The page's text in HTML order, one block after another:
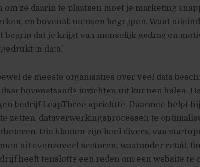
om ze daarin te plaatsen moet je marketing
en bovenal: mensen begrijpen. Want
begrip dat je krijgt van menselijk gedrag en
in data.’
de meeste organisaties over veel data
daar bovenstaande inzichten uit kunnen halen.
bedrijf LeapThree oprichtte. Daarmee helpt
zetten, dataverwerkingsprocessen te
Die klanten zijn heel divers, van
uit evenzoveel sectoren, waaronder retail,
heeft tenslotte een reden om een website te